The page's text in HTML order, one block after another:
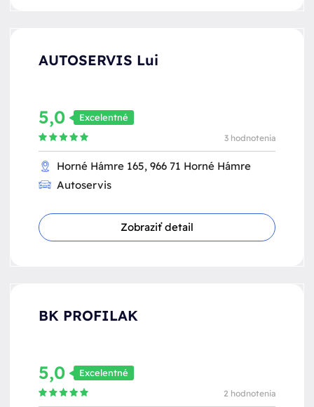
AUTOSERVIS Lui
5,0 Excelentné
3 hodnotenia
Horné Hámre 165, 966 71 Horné Hámre
Autoservis
Zobraziť detail
BK PROFILAK
5,0 Excelentné
2 hodnotenia